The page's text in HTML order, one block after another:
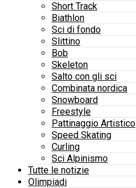
Short Track
Biathlon
Sci di fondo
Slittino
Bob
Skeleton
Salto con gli sci
Combinata nordica
Snowboard
Freestyle
Pattinaggio Artistico
Speed Skating
Curling
Sci Alpinismo
Tutte le notizie
Olimpiadi